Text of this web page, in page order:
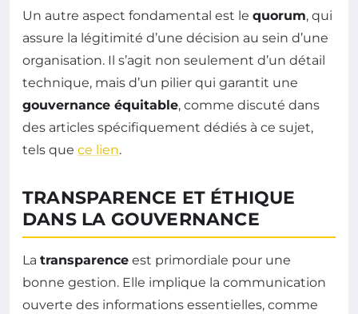
Un autre aspect fondamental est le quorum, qui
assure la légitimité d’une décision au sein d’une
organisation. Il s’agit non seulement d’un détail
technique, mais d’un pilier qui garantit une
gouvernance équitable, comme discuté dans
des articles spécifiquement dédiés à ce sujet,
tels que ce lien.
TRANSPARENCE ET ÉTHIQUE
DANS LA GOUVERNANCE
La transparence est primordiale pour une
bonne gestion. Elle implique la communication
ouverte des informations essentielles, comme